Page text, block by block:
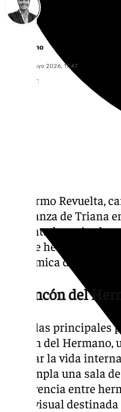
Curro Bono
lunes, 11 mayo 2026, 17:47
Compartir:
Guillermo Revuelta,
Esperanza de Triana
presentado varias
vida de hermandad,
económica de los
El Rincón del
Entre las principales
Rincón del
reforzar la vida
contempla una sala
convivencia entre
audiovisual